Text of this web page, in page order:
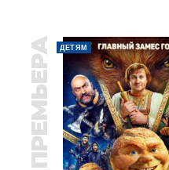
ПРЕМЬЕРА ДЕТЯМ